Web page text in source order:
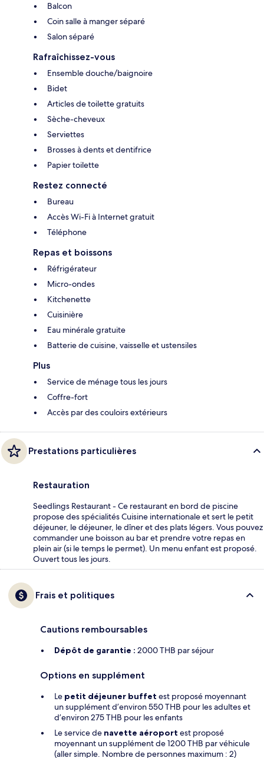
Balcon
Coin salle à manger séparé
Salon séparé
Rafraîchissez-vous
Ensemble douche/baignoire
Bidet
Articles de toilette gratuits
Sèche-cheveux
Serviettes
Brosses à dents et dentifrice
Papier toilette
Restez connecté
Bureau
Accès Wi-Fi à Internet gratuit
Téléphone
Repas et boissons
Réfrigérateur
Micro-ondes
Kitchenette
Cuisinière
Eau minérale gratuite
Batterie de cuisine, vaisselle et ustensiles
Plus
Service de ménage tous les jours
Coffre-fort
Accès par des couloirs extérieurs
Prestations particulières
Restauration
Seedlings Restaurant - Ce restaurant en bord de piscine
propose des spécialités Cuisine internationale et sert le petit
déjeuner, le déjeuner, le dîner et des plats légers. Vous pouvez
commander une boisson au bar et prendre votre repas en
plein air (si le temps le permet). Un menu enfant est proposé.
Ouvert tous les jours.
Frais et politiques
Cautions remboursables
Dépôt de garantie : 2000 THB par séjour
Options en supplément
Le petit déjeuner buffet est proposé moyennant
un supplément d’environ 550 THB pour les adultes et
d’environ 275 THB pour les enfants
Le service de navette aéroport est proposé
moyennant un supplément de 1200 THB par véhicule
(aller simple. Nombre de personnes maximum : 2)